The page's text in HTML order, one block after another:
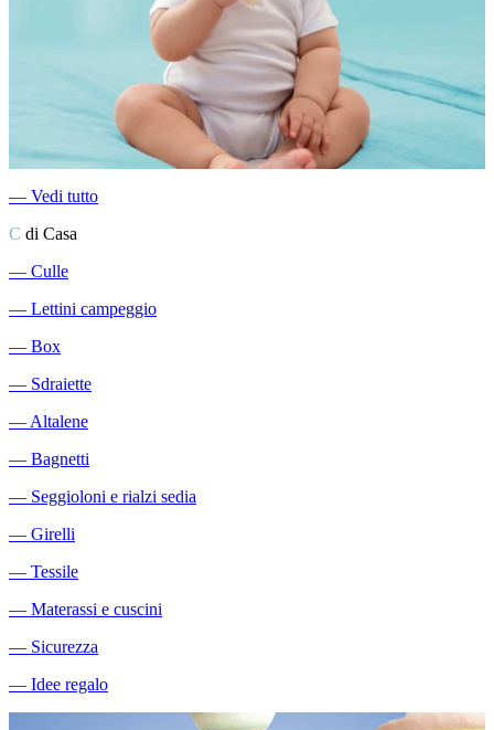
― Vedi tutto
C di Casa
― Culle
― Lettini campeggio
― Box
― Sdraiette
―Altalene
― Bagnetti
― Seggioloni e rialzi sedia
― Girelli
― Tessile
― Materassi e cuscini
― Sicurezza
― Idee regalo